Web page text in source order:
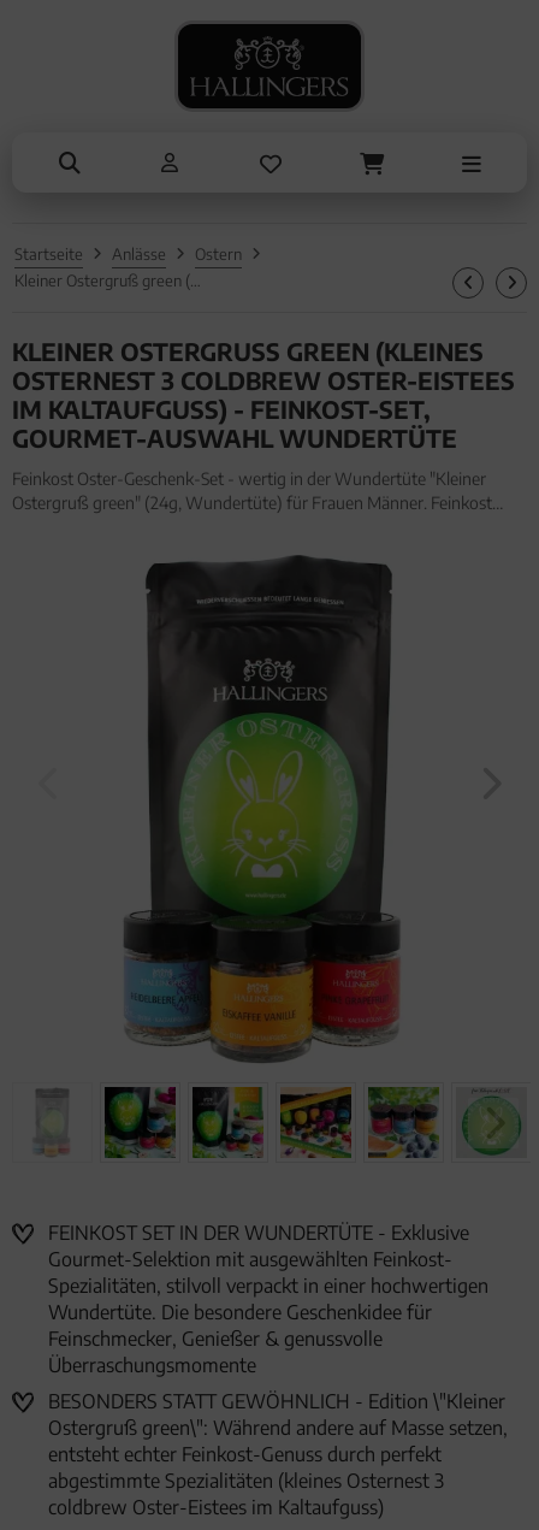
Startseite Anlässe
Ostern
KLEINER OSTERGRUSS GREEN (KLEINES O
STERNEST 3 COLDBREW OSTER-EISTEES I
M KALTAUFGUSS) - FEINKOST-SET, G
OURMET-AUSWAHL WUNDERTÜTE
Feinkost Oster-Geschenk-Set - wertig in der Wundertüte "Kleiner
Ostergruß green" (24g, Wundertüte) für Frauen Männer. Feinkost
green" (24g, Wundertüte) für Frauen Männer
FEINKOST SET IN DER WUNDERTÜTE - Exklusive
Gourmet-Selektion mit ausgewählten Feinkost-
Spezialitäten, stilvoll verpackt in einer hochwertigen
Wundertüte. Die besondere Geschenkidee für
Feinschmecker, Genießer & genussvolle
Überraschungsmomente
BESONDERS STATT GEWÖHNLICH - Edition \"Kleiner
Ostergruß green\": Während andere auf Masse setzen,
entsteht echter Feinkost-Genuss durch perfekt
abgestimmte Spezialitäten (kleines Osternest 3
coldbrew Oster-Eistees im Kaltaufguss)
SOMMER
ALLES ANZEIGEN AUS SOMMER
Genüsse
Liköre
TRINKEN
ALLES ANZEIGEN AUS TRINKEN
Kaffee
NASCHEN
ALLES ANZEIGEN AUS NASCHEN
Pralinen
Müsli
KOCHEN
Essig & Öl
Brot & Pasta